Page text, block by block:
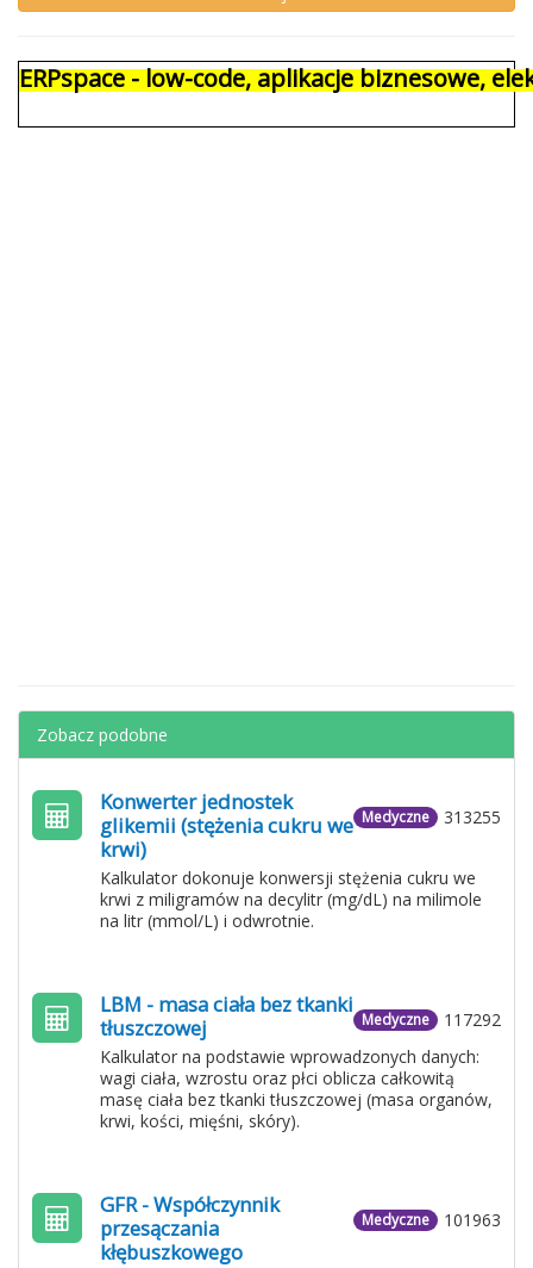
ERPspace - low-code, aplikacje biznesowe,
Zobacz podobne
313255
Medyczne
Konwerter jednostek
glikemii (stężenia cukru we
krwi)
Kalkulator dokonuje konwersji stężenia cukru we
krwi z miligramów na decylitr (mg/dL) na milimole
na litr (mmol/L) i odwrotnie.
117292
Medyczne
LBM - masa ciała bez tkanki
tłuszczowej
Kalkulator na podstawie wprowadzonych danych:
wagi ciała, wzrostu oraz płci oblicza całkowitą
masę ciała bez tkanki tłuszczowej (masa organów,
krwi, kości, mięśni, skóry).
101963
Medyczne
GFR - Współczynnik
przesączania
kłębuszkowego